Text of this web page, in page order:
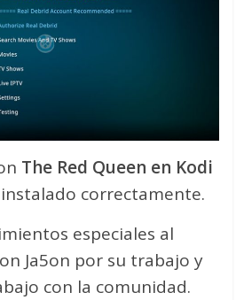
The Red Queen en Kodi
correctamente.
especiales al
Ja5on por su trabajo y
con la comunidad.